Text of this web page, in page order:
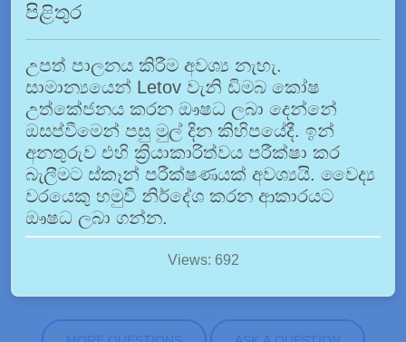
පිළිතුර
උපත් පාලනය කිරීම අවශ්‍ය නැහැ.
සාමාන්‍යයෙන් Letov වැනි ඩිමබ කෝෂ
උත්කේජනය කරන ඖෂධ ලබා දෙන්නේ
ඔසප්වීමෙන් පසු මුල් දින කිහිපයේදී. ඉන්
අනතුරුව එහි ක්‍රියාකාරිත්වය පරීක්ෂා කර
බැලීමට ස්කෑන් පරීක්ෂණයක් අවශ්‍යයි. වෛද්‍ය
වරයෙකු හමුවී නිර්දේශ කරන ආකාරයට
ඖෂධ ලබා ගන්න.
Views: 692